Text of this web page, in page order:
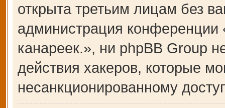
открыта третьим лицам без
администрация
канареек.», ни phpBB Group
действия хакеров, которые
несанкционированному